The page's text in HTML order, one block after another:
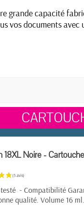
grande capacité
vos documents
18XL Noire -
- Compatibilité
qualité. Volume 16